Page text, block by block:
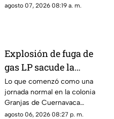
agosto 07, 2026 08:19 a. m.
Explosión de fuga de
gas LP sacude la
colonia Las Granjas
Lo que comenzó como una
jornada normal en la colonia
Granjas de Cuernavaca
terminó en una movilización
agosto 06, 2026 08:27 p. m.